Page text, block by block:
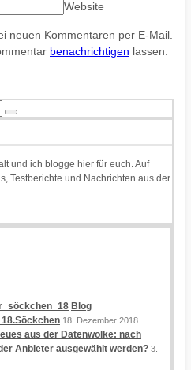
Website
neuen Kommentaren per E-Mail.
benachrichtigen lassen.
und ich blogge hier für euch. Auf
Testberichte und Nachrichten aus der
Blog
18. Dezember 2018
aus der Datenwolke: nach
Anbieter ausgewählt werden? 3.